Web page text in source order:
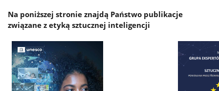
Na poniższej stronie znajdą Państwo publikacje
związane z etyką sztucznej inteligencji